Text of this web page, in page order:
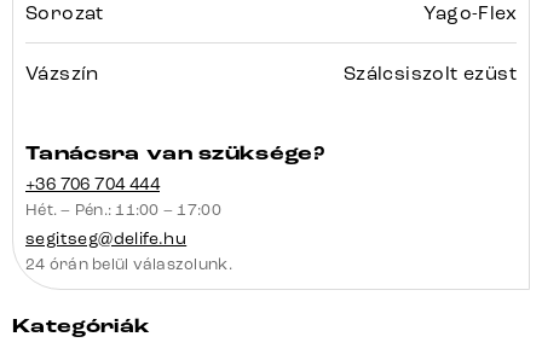
Sorozat Yago-Flex
Vázszín Szálcsiszolt ezüst
Tanácsra van szüksége?
+36 706 704 444
Hét. – Pén.: 11:00 – 17:00
segitseg@delife.hu
24 órán belül válaszolunk.
Kategóriák